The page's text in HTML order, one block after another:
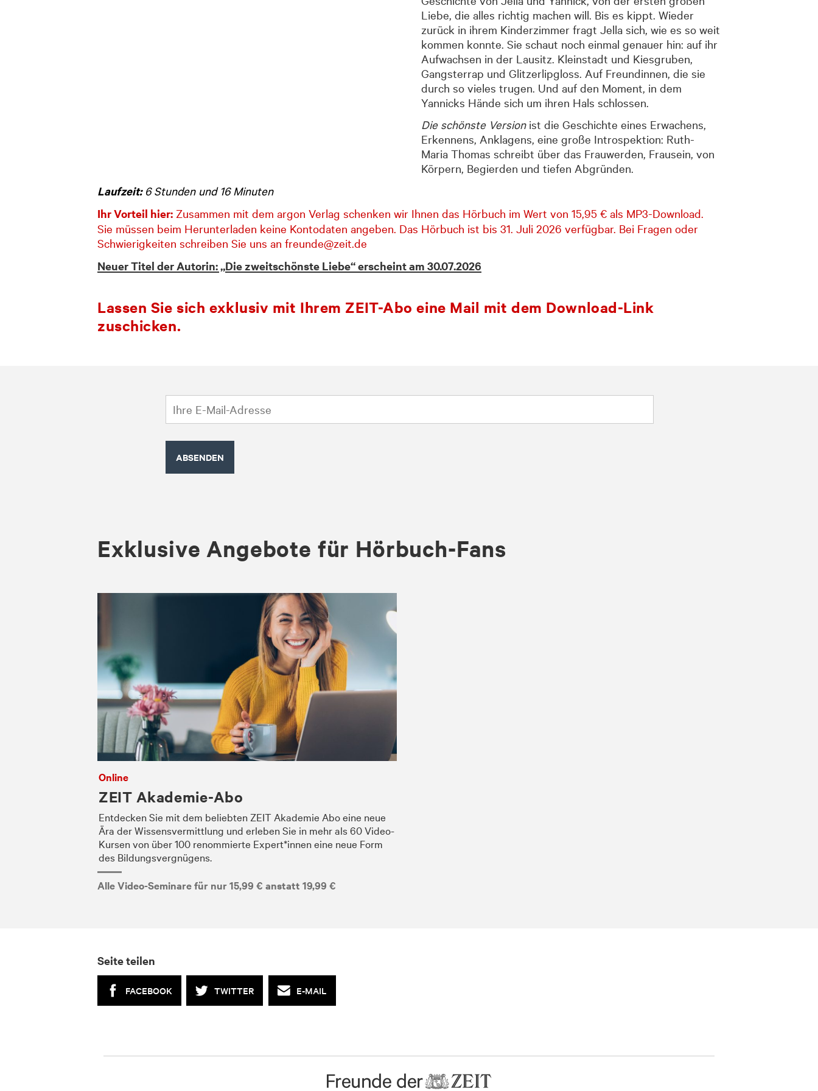
Liebe, die alles richtig machen will. Bis es kippt. Wieder
zurück in ihrem Kinderzimmer fragt Jella sich, wie es so weit
kommen konnte. Sie schaut noch einmal genauer hin: auf ihr
Aufwachsen in der Lausitz. Kleinstadt und Kiesgruben,
Gangsterrap und Glitzerlipgloss. Auf Freundinnen, die sie
durch so vieles trugen. Und auf den Moment, in dem
Yannicks Hände sich um ihren Hals schlossen.
Die schönste Versionist die Geschichte eines Erwachens,
Erkennens, Anklagens, eine große Introspektion: Ruth-
Maria Thomas schreibt über das Frauwerden, Frausein, von
Körpern, Begierden und tiefen Abgründen.
Laufzeit:6 Stunden und 16 Minuten
Ihr Vorteil hier: Zusammen mit dem argon Verlag schenken wir Ihnen das Hörbuch im Wert von 15,95 € als MP3-Download.
Sie müssen beim Herunterladen keine Kontodaten angeben. Das Hörbuch ist bis 31. Juli 2026 verfügbar. Bei Fragen oder
Schwierigkeiten schreiben Sie uns an freunde@zeit.de
Neuer Titel der Autorin: „Die zweitschönste Liebe“ erscheint am 30.07.2026
Lassen Sie sich exklusiv mit Ihrem ZEIT-Abo eine Mail mit dem Download-Link
zuschicken.
Exklusive Angebote für Hörbuch-Fans
Online
ZEIT Akademie-Abo
Entdecken Sie mit dem beliebten ZEIT Akademie Abo eine neue
Ära der Wissensvermittlung und erleben Sie in mehr als 60 Video-
Kursen von über 100 renommierte Expert*innen eine neue Form
des Bildungsvergnügens.
Alle Video-Seminare für nur 15,99 € anstatt 19,99 €
Seite teilen
FACEBOOK TWITTER E-MAIL